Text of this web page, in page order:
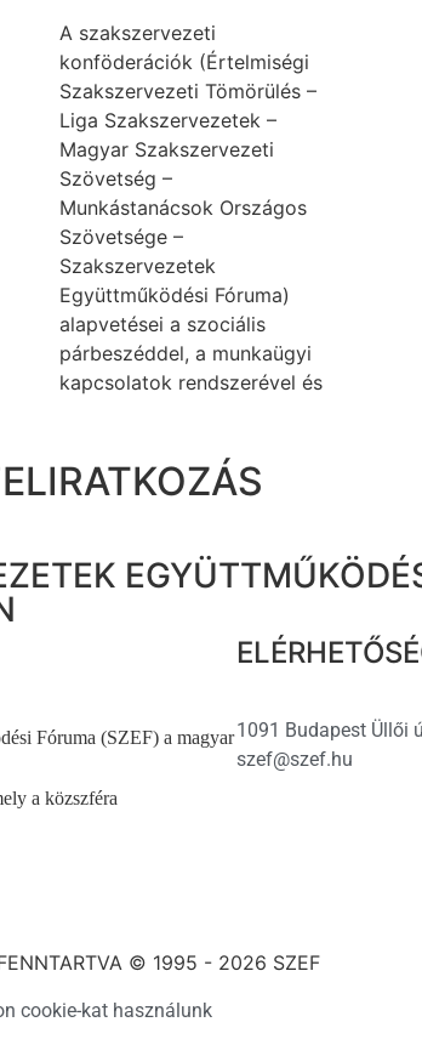
A szakszervezeti
konföderációk (Értelmiségi
Szakszervezeti Tömörülés –
Liga Szakszervezetek –
Magyar Szakszervezeti
Szövetség –
Munkástanácsok Országos
Szövetsége –
Szakszervezetek
Együttműködési Fóruma)
alapvetései a szociális
párbeszéddel, a munkaügyi
kapcsolatok rendszerével és
Fóruma (SZEF) a magyar
a közszféra
1091 Budapest Üllői
szef@szef.hu
© 1995 - 2026 SZEF
cookie-kat használunk